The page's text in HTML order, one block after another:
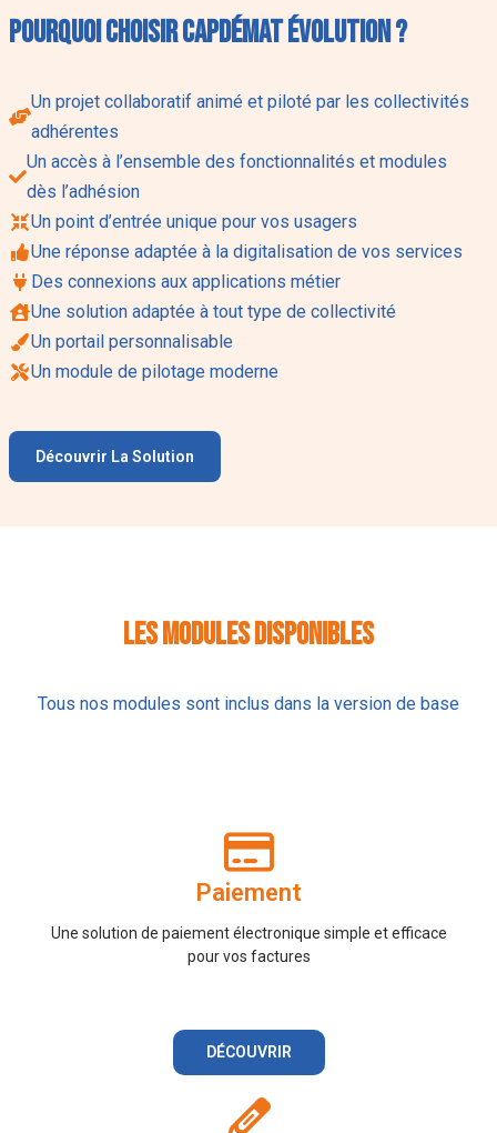
Pourquoi choisir CapDémat Évolution ?
Un projet collaboratif animé et piloté par les collectivités
adhérentes
Un accès à l’ensemble des fonctionnalités et modules
dès l’adhésion
Un point d’entrée unique pour vos usagers
Une réponse adaptée à la digitalisation de vos services
Des connexions aux applications métier
Une solution adaptée à tout type de collectivité
Un portail personnalisable
Un module de pilotage moderne
Découvrir La Solution
Les modules disponibles
Tous nos modules sont inclus dans la version de base
Paiement
Une solution de paiement électronique simple et efficace
pour vos factures
DÉCOUVRIR